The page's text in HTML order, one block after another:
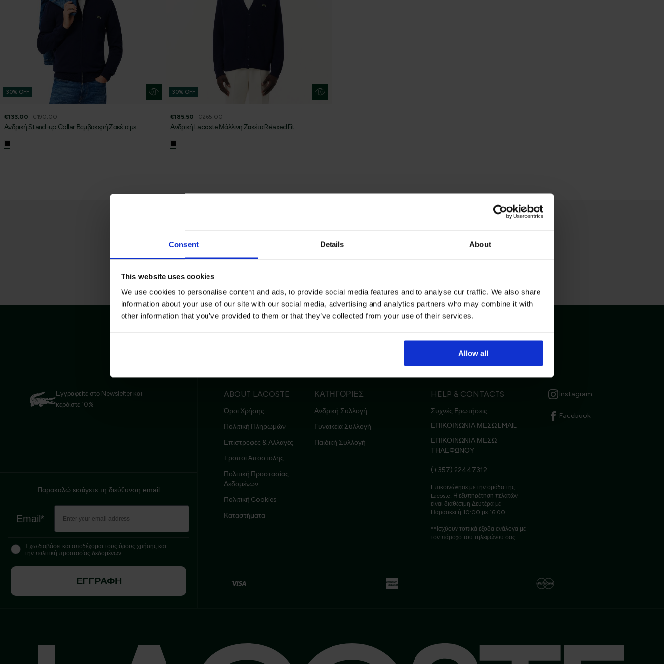
Consent Details About
This website uses cookies
We use cookies to personalise content and ads, to provide social media features and to analyse our traffic. We also share
information about your use of our site with our social media, advertising and analytics partners who may combine it with
other information that you’ve provided to them or that they’ve collected from your use of their services.
Allow all
30% OFF
€133,00 €190,00
Ανδρική Stand-up Collar Βαμβακερή Ζακέτα με
Φερμουάρ
30% OFF
€185,50 €265,00
Ανδρική Lacoste Μάλλινη Ζακέτα Relaxed Fit
Δωρεάν Αποστολές για Αγορές άνω των 80€
Εγγραφείτε στο Newsletter και
κερδίστε 10%
Παρακαλώ εισάγετε τη διεύθυνση email
Email*
Έχω διαβάσει και αποδέχομαι τους όρους χρήσης και
την πολιτική προστασίας δεδομένων.
ΕΓΓΡΑΦΗ
ABOUT LACOSTE
Όροι Χρήσης
Πολιτική Πληρωμών
Επιστροφές & Αλλαγές
Τρόποι Αποστολής
Πολιτική Προστασίας
Δεδομένων
Πολιτική Cookies
Καταστήματα
ΚΑΤΗΓΟΡΙΕΣ
Ανδρική Συλλογή
Γυναικεία Συλλογή
Παιδική Συλλογή
HELP & CONTACTS
Συχνές Ερωτήσεις
ΕΠΙΚΟΙΝΩΝΙΑ ΜΕΣΩ EMAIL
ΕΠΙΚΟΙΝΩΝΙΑ ΜΕΣΩ
ΤΗΛΕΦΩΝΟΥ
(+357) 22447312
Επικοινώνησε με την ομάδα της
Lacoste: Η εξυπηρέτηση πελατών
είναι διαθέσιμη Δευτέρα με
Παρασκευή 10:00 με 16:00.
**Ισχύουν τοπικά έξοδα ανάλογα με
τον πάροχο του τηλεφώνου σας.
Instagram
Facebook
Εγγραφή
Όρους Χρήσηςκαι στηνΠολιτική Προστασίας
Δεδομένων.